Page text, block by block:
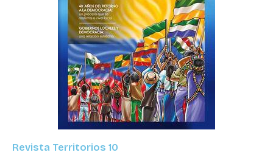
Revista Territorios 10